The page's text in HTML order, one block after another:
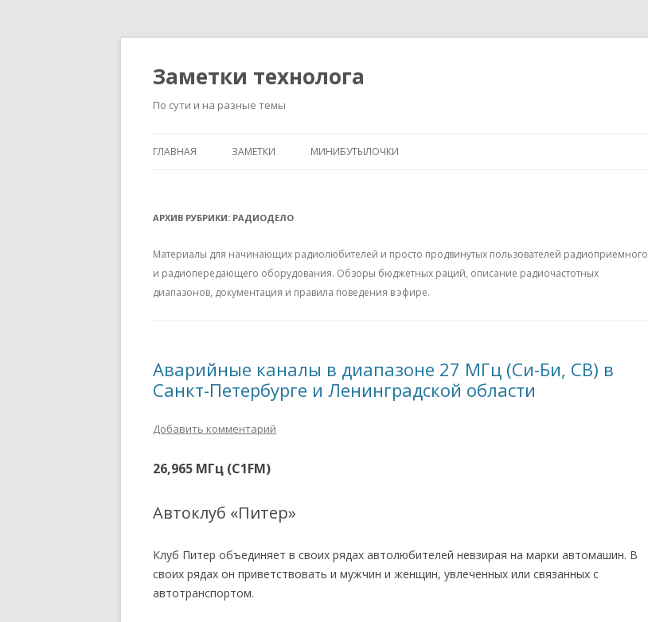
Заметки технолога
По сути и на разные темы
ГЛАВНАЯ ЗАМЕТКИ МИНИБУТЫЛОЧКИ
АРХИВ РУБРИКИ: РАДИОДЕЛО
Материалы для начинающих радиолюбителей и просто продвинутых пользователей радиоприемного
и радиопередающего оборудования. Обзоры бюджетных раций, описание радиочастотных
диапазонов, документация и правила поведения в эфире.
Аварийные каналы в диапазоне 27 МГц (Си-Би, CB) в
Санкт-Петербурге и Ленинградской области
Добавить комментарий
26,965 МГц (C1FM)
Автоклуб «Питер»
Клуб Питер объединяет в своих рядах автолюбителей невзирая на марки автомашин. В
своих рядах он приветствовать и мужчин и женщин, увлеченных или связанных с
автотранспортом.